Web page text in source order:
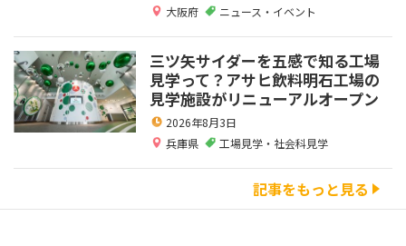
大阪府
ニュース・イベント
三ツ矢サイダーを五感で知る工場
見学って？アサヒ飲料明石工場の
見学施設がリニューアルオープン
2026年8月3日
兵庫県
工場見学・社会科見学
記事をもっと見る